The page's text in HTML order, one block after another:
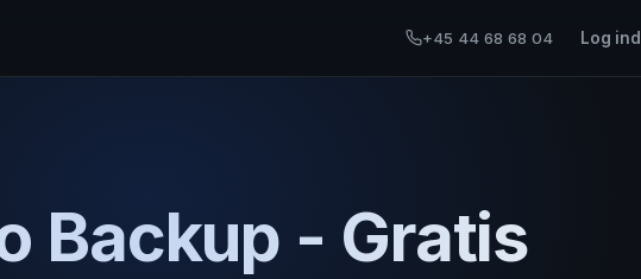
+45 44 68 68 04 Log ind
Backup - Gratis